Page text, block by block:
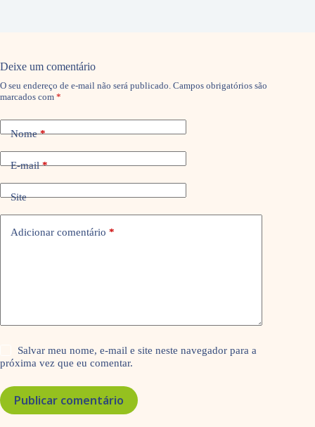
Deixe um comentário
O seu endereço de e-mail não será publicado. Campos obrigatórios são
marcados com *
Nome*
E-mail*
Site
Adicionar comentário *
Salvar meu nome, e-mail e site neste navegador para a
próxima vez que eu comentar.
Publicar comentário